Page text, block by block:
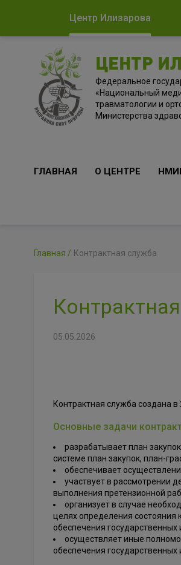
Центр Илизарова
ЦЕНТР
Федеральное
«Национальный
травматологии и
Министерства
ГЛАВНАЯ О ЦЕНТРЕ
Главная Контрактная служба
05.05.2026
Контрактная служба создана в
Основные задачи
разрабатывает план
системе план закупок, план-
обеспечивает
участвует в рассмотрении
выполнения претензионной
организует в случае
целях определения состояния
обеспечения
осуществляет иные
обеспечения